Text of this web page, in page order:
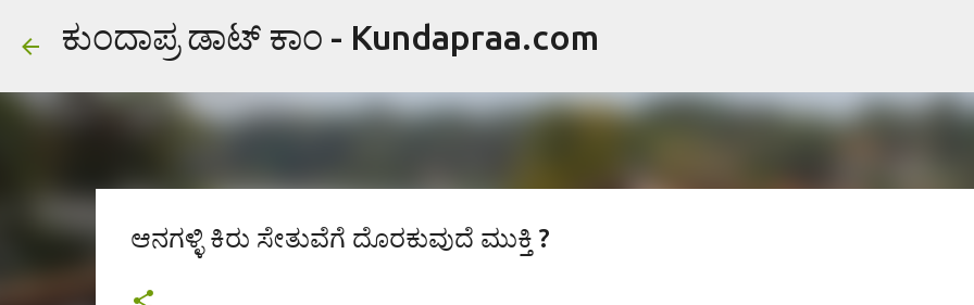
ಕುಂದಾಪ್ರ ಡಾಟ್ ಕಾಂ - Kundapraa.com
ಆನಗಳ್ಳಿ ಕಿರು ಸೇತುವೆಗೆ ದೊರಕುವುದೆ ಮುಕ್ತಿ ?